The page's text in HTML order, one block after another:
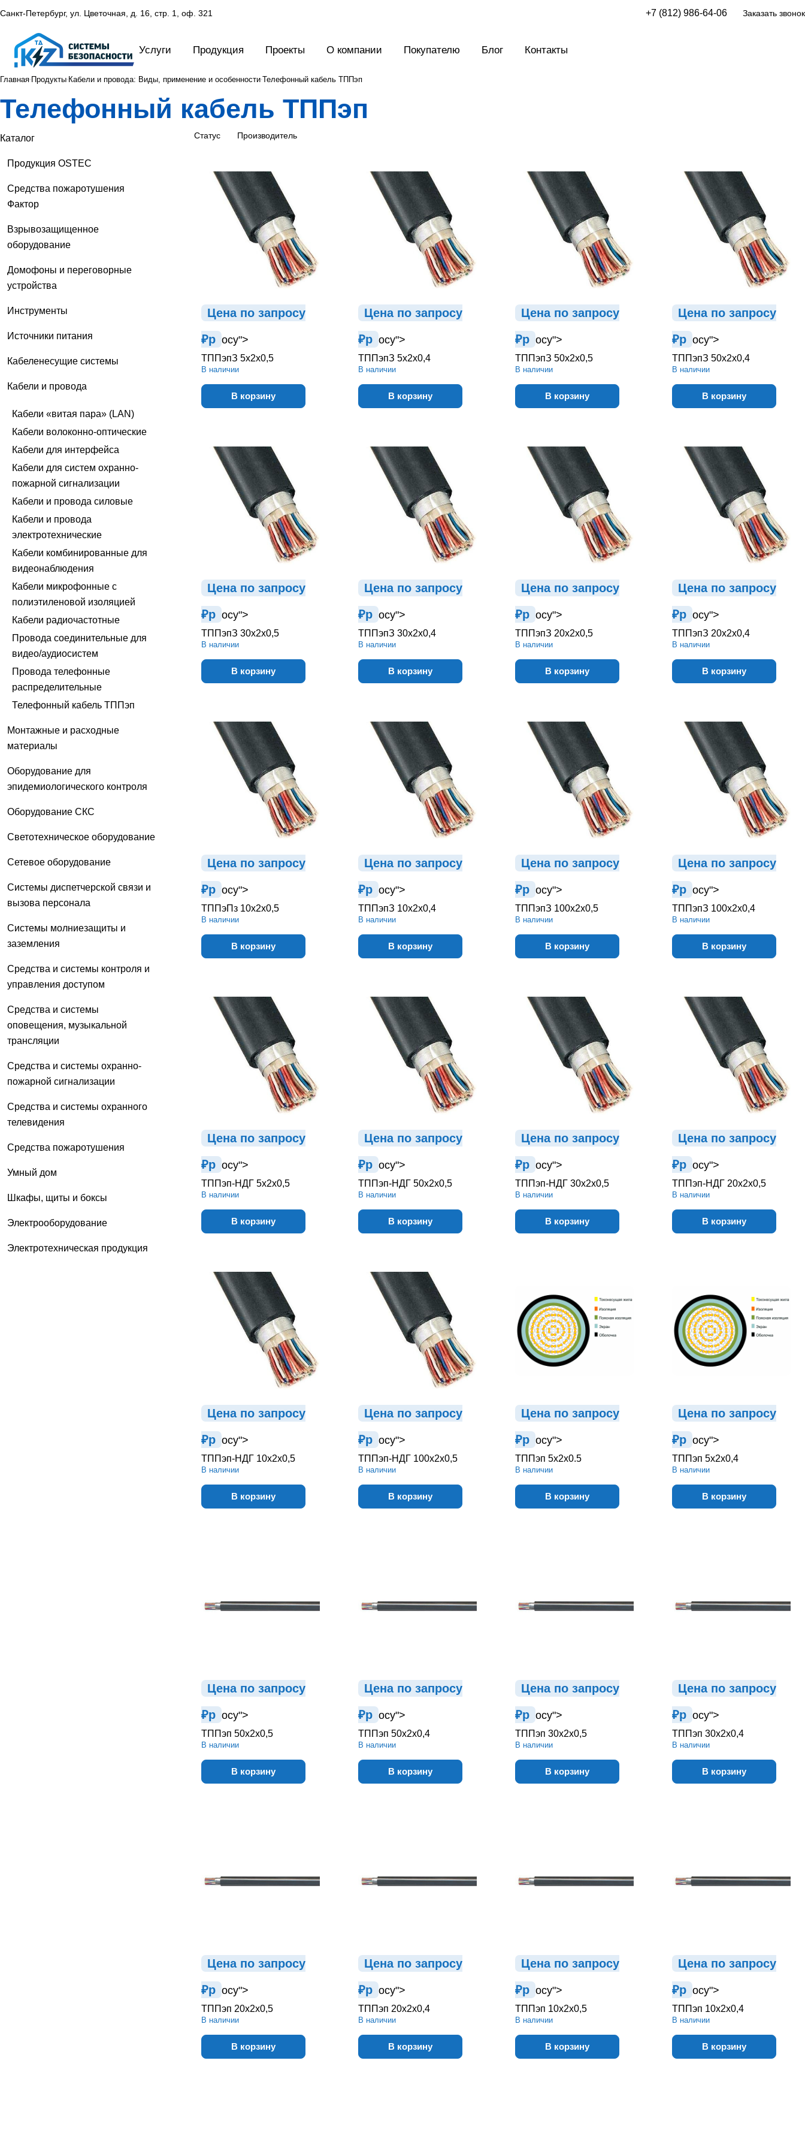
Санкт-Петербург, ул. Цветочная, д. 16, стр. 1, оф. 321 +7 (812) 986-64-06 Заказать звонок
Услуги Продукция Проекты О компании Покупателю Блог Контакты
Главная Продукты Кабели и провода: Виды, применение и особенности Телефонный кабель ТППэп
Телефонный кабель ТППэп
Статус Производитель
Цена по запросу
₽р осу">
ТППэпЗ 5х2х0,5
В наличии
В корзину
Цена по запросу
₽р осу">
ТППэпЗ 5х2х0,4
В наличии
В корзину
Цена по запросу
₽р осу">
ТППэпЗ 50х2х0,5
В наличии
В корзину
Цена по запросу
₽р осу">
ТППэпЗ 50х2х0,4
В наличии
В корзину
Цена по запросу
₽р осу">
ТППэпЗ 30х2х0,5
В наличии
В корзину
Цена по запросу
₽р осу">
ТППэпЗ 30х2х0,4
В наличии
В корзину
Цена по запросу
₽р осу">
ТППэпЗ 20х2х0,5
В наличии
В корзину
Цена по запросу
₽р осу">
ТППэпЗ 20х2х0,4
В наличии
В корзину
Цена по запросу
₽р осу">
ТППэПз 10х2х0,5
В наличии
В корзину
Цена по запросу
₽р осу">
ТППэпЗ 10х2х0,4
В наличии
В корзину
Цена по запросу
₽р осу">
ТППэпЗ 100х2х0,5
В наличии
В корзину
Цена по запросу
₽р осу">
ТППэпЗ 100х2х0,4
В наличии
В корзину
Цена по запросу
₽р осу">
ТППэп-НДГ 5х2х0,5
В наличии
В корзину
Цена по запросу
₽р осу">
ТППэп-НДГ 50х2х0,5
В наличии
В корзину
Цена по запросу
₽р осу">
ТППэп-НДГ 30х2х0,5
В наличии
В корзину
Цена по запросу
₽р осу">
ТППэп-НДГ 20х2х0,5
В наличии
В корзину
Цена по запросу
₽р осу">
ТППэп-НДГ 10х2х0,5
В наличии
В корзину
Цена по запросу
₽р осу">
ТППэп-НДГ 100х2х0,5
В наличии
В корзину
Цена по запросу
₽р осу">
ТППэп 5х2х0.5
В наличии
В корзину
Цена по запросу
₽р осу">
ТППэп 5х2х0,4
В наличии
В корзину
Цена по запросу
₽р осу">
ТППэп 50х2х0,5
В наличии
В корзину
Цена по запросу
₽р осу">
ТППэп 50х2х0,4
В наличии
В корзину
Цена по запросу
₽р осу">
ТППэп 30х2х0,5
В наличии
В корзину
Цена по запросу
₽р осу">
ТППэп 30х2х0,4
В наличии
В корзину
Цена по запросу
₽р осу">
ТППэп 20х2х0,5
В наличии
В корзину
Цена по запросу
₽р осу">
ТППэп 20х2х0,4
В наличии
В корзину
Цена по запросу
₽р осу">
ТППэп 10х2х0,5
В наличии
В корзину
Цена по запросу
₽р осу">
ТППэп 10х2х0,4
В наличии
В корзину
Каталог
Продукция OSTEC
Средства пожаротушения
Фактор
Взрывозащищенное
оборудование
Домофоны и переговорные
устройства
Инструменты
Источники питания
Кабеленесущие системы
Кабели и провода
Кабели «витая пара» (LAN)
Кабели волоконно-оптические
Кабели для интерфейса
Кабели для систем охранно-
пожарной сигнализации
Кабели и провода силовые
Кабели и провода
электротехнические
Кабели комбинированные для
видеонаблюдения
Кабели микрофонные с
полиэтиленовой изоляцией
Кабели радиочастотные
Провода соединительные для
видео/аудиосистем
Провода телефонные
распределительные
Телефонный кабель ТППэп
Монтажные и расходные
материалы
Оборудование для
эпидемиологического контроля
Оборудование СКС
Светотехническое оборудование
Сетевое оборудование
Системы диспетчерской связи и
вызова персонала
Системы молниезащиты и
заземления
Средства и системы контроля и
управления доступом
Средства и системы
оповещения, музыкальной
трансляции
Средства и системы охранно-
пожарной сигнализации
Средства и системы охранного
телевидения
Средства пожаротушения
Умный дом
Шкафы, щиты и боксы
Электрооборудование
Электротехническая продукция